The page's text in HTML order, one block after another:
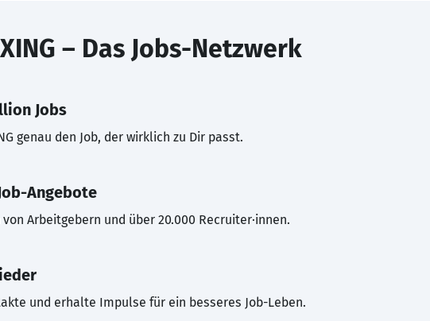
XING – Das Jobs-Netzwerk
Jobs
genau den Job, der wirklich zu Dir passt.
Angebote
Arbeitgebern und über 20.000 Recruiter·innen.
und erhalte Impulse für ein besseres Job-Leben.